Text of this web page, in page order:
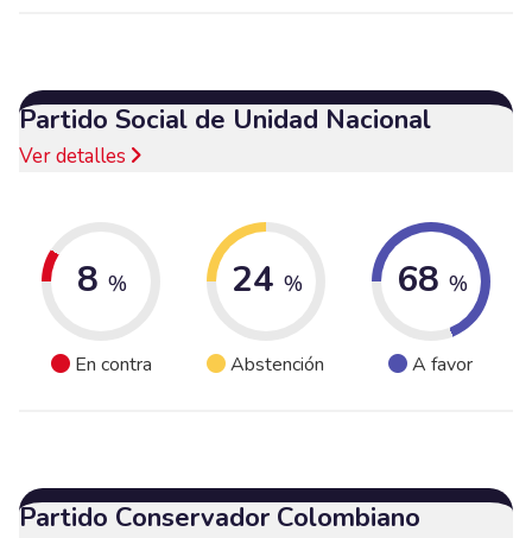
Partido Social de Unidad Nacional
Ver detalles
8 %
En contra
24 %
Abstención
68 %
A favor
Partido Conservador Colombiano